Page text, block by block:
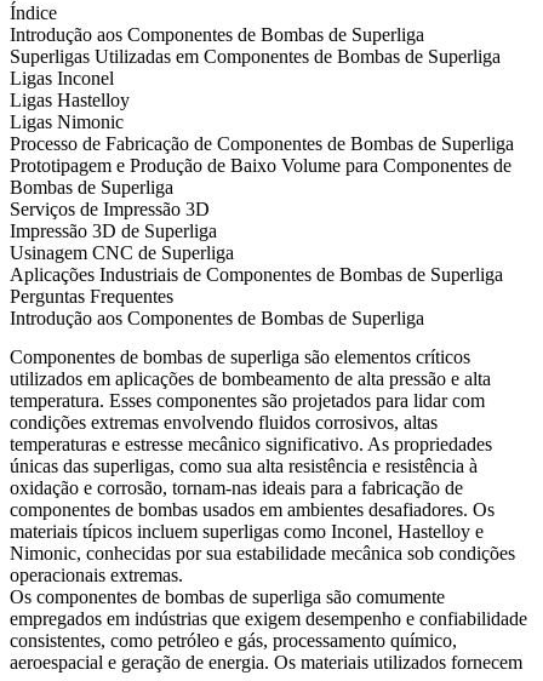
Índice
Introdução aos Componentes de Bombas de Superliga
Superligas Utilizadas em Componentes de Bombas de Superliga
Ligas Inconel
Ligas Hastelloy
Ligas Nimonic
Processo de Fabricação de Componentes de Bombas de Superliga
Prototipagem e Produção de Baixo Volume para Componentes de
Bombas de Superliga
Serviços de Impressão 3D
Impressão 3D de Superliga
Usinagem CNC de Superliga
Aplicações Industriais de Componentes de Bombas de Superliga
Perguntas Frequentes
Introdução aos Componentes de Bombas de Superliga
Componentes de bombas de superliga são elementos críticos
utilizados em aplicações de bombeamento de alta pressão e alta
temperatura. Esses componentes são projetados para lidar com
condições extremas envolvendo fluidos corrosivos, altas
temperaturas e estresse mecânico significativo. As propriedades
únicas das superligas, como sua alta resistência e resistência à
oxidação e corrosão, tornam-nas ideais para a fabricação de
componentes de bombas usados em ambientes desafiadores. Os
materiais típicos incluem superligas como Inconel, Hastelloy e
Nimonic, conhecidas por sua estabilidade mecânica sob condições
operacionais extremas.
Os componentes de bombas de superliga são comumente
empregados em indústrias que exigem desempenho e confiabilidade
consistentes, como petróleo e gás, processamento químico,
aeroespacial e geração de energia. Os materiais utilizados fornecem